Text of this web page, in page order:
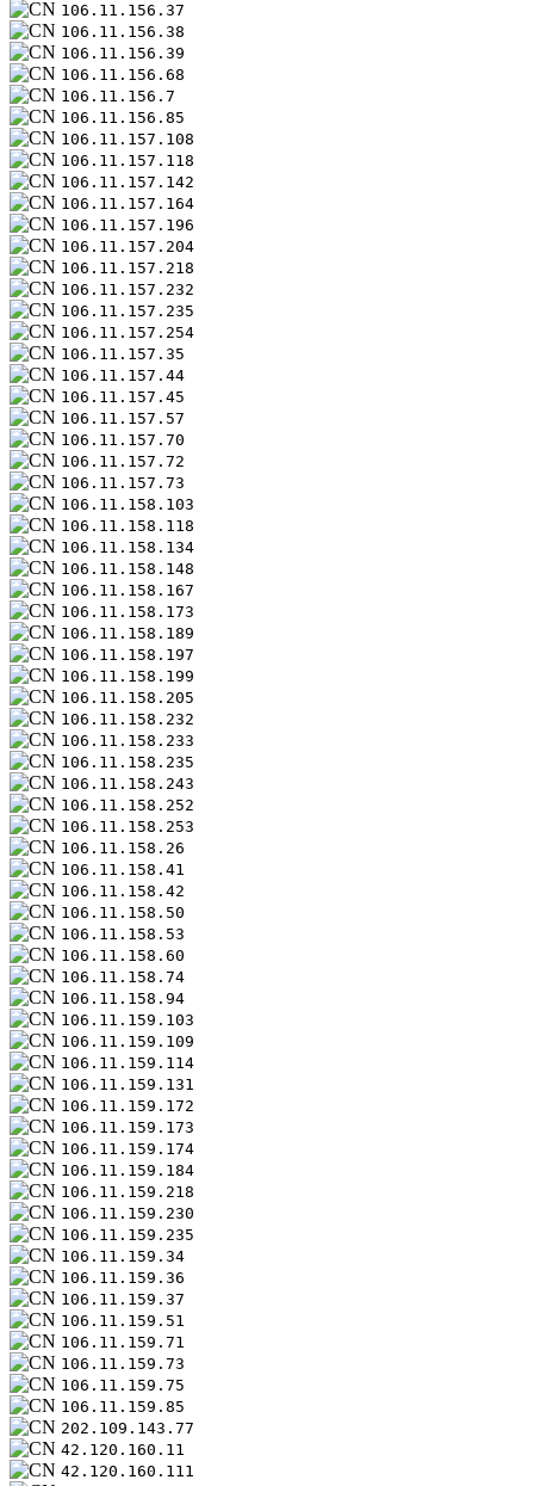
106.11.156.37
106.11.156.38
106.11.156.39
106.11.156.68
106.11.156.7
106.11.156.85
106.11.157.108
106.11.157.118
106.11.157.142
106.11.157.164
106.11.157.196
106.11.157.204
106.11.157.218
106.11.157.232
106.11.157.235
106.11.157.254
106.11.157.35
106.11.157.44
106.11.157.45
106.11.157.57
106.11.157.70
106.11.157.72
106.11.157.73
106.11.158.103
106.11.158.118
106.11.158.134
106.11.158.148
106.11.158.167
106.11.158.173
106.11.158.189
106.11.158.197
106.11.158.199
106.11.158.205
106.11.158.232
106.11.158.233
106.11.158.235
106.11.158.243
106.11.158.252
106.11.158.253
106.11.158.26
106.11.158.41
106.11.158.42
106.11.158.50
106.11.158.53
106.11.158.60
106.11.158.74
106.11.158.94
106.11.159.103
106.11.159.109
106.11.159.114
106.11.159.131
106.11.159.172
106.11.159.173
106.11.159.174
106.11.159.184
106.11.159.218
106.11.159.230
106.11.159.235
106.11.159.34
106.11.159.36
106.11.159.37
106.11.159.51
106.11.159.71
106.11.159.73
106.11.159.75
106.11.159.85
202.109.143.77
42.120.160.11
42.120.160.111